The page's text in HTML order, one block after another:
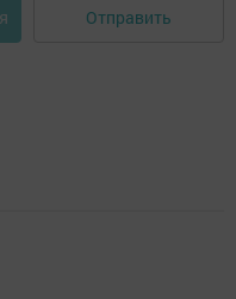
Отправить